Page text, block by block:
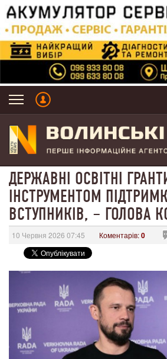
ДЕРЖАВНІ ОСВІТНІ
ІНСТРУМЕНТОМ
ВСТУПНИКІВ, – ГОЛОВА
10 Червня 2026 07:45 Коментарів:0